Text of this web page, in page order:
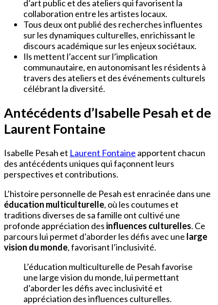
d’art public et des ateliers qui favorisent la
collaboration entre les artistes locaux.
Tous deux ont publié des recherches influentes
sur les dynamiques culturelles, enrichissant le
discours académique sur les enjeux sociétaux.
Ils mettent l’accent sur l’implication
communautaire, en autonomisant les résidents à
travers des ateliers et des événements culturels
célébrant la diversité.
Antécédents d’Isabelle Pesah et de
Laurent Fontaine
Isabelle Pesah et Laurent Fontaine apportent chacun
des antécédents uniques qui façonnent leurs
perspectives et contributions.
L’histoire personnelle de Pesah est enracinée dans une
éducation multiculturelle, où les coutumes et
traditions diverses de sa famille ont cultivé une
profonde appréciation des influences culturelles. Ce
parcours lui permet d’aborder les défis avec une large
vision du monde, favorisant l’inclusivité.
L’éducation multiculturelle de Pesah favorise
une large vision du monde, lui permettant
d’aborder les défis avec inclusivité et
appréciation des influences culturelles.